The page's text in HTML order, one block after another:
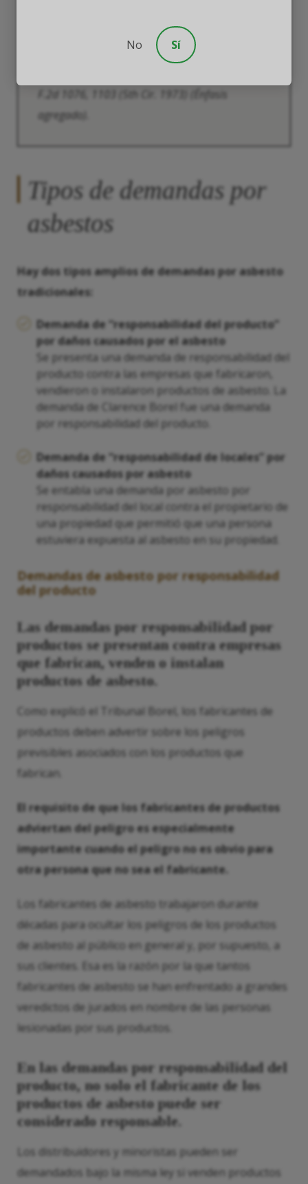
consecuencias previsibles de su
propia inacción”.
agregado).
Tipos de demandas por
asbestos
Hay dos tipos amplios de demandas por asbesto
tradicionales:
Demanda de “responsabilidad del producto”
por daños causados por el asbesto
Se presenta una demanda de responsabilidad del
producto contra las empresas que fabricaron,
vendieron o instalaron productos de asbesto. La
demanda de Clarence Borel fue una demanda
por responsabilidad del producto.
Demanda de “responsabilidad de locales” por
daños causados por asbesto
Se entabla una demanda por asbesto por
responsabilidad del local contra el propietario de
una propiedad que permitió que una persona
estuviera expuesta al asbesto en su propiedad.
Demandas de asbesto por responsabilidad
del producto
Las demandas por responsabilidad por
productos se presentan contra empresas
que fabrican, venden o instalan
productos de asbesto.
Como explicó el Tribunal Borel, los fabricantes de
productos deben advertir sobre los peligros
previsibles asociados con los productos que
fabrican.
El requisito de que los fabricantes de productos
adviertan del peligro es especialmente
importante cuando el peligro no es obvio para
otra persona que no sea el fabricante.
Los fabricantes de asbesto trabajaron durante
décadas para ocultar los peligros de los productos
de asbesto al público en general y, por supuesto, a
sus clientes. Esa es la razón por la que tantos
fabricantes de asbesto se han enfrentado a grandes
veredictos de jurados en nombre de las personas
lesionadas por sus productos.
En las demandas por responsabilidad del
producto, no solo el fabricante de los
productos de asbesto puede ser
considerado responsable.
Los distribuidores y minoristas pueden ser
demandados bajo la misma ley si venden productos
No Sí